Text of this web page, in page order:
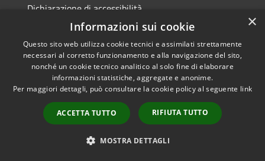
Dichiarazione di accessibilità
Accessibilità
Privacy
Mappa del sito
Copyright © 2026 • Comune di
Carbognano • Powered by
Municipium
Accesso
redazione
×
Informazioni sui cookie
Questo sito web utilizza cookie tecnici e assimilati strettamente
necessari al corretto funzionamento e alla navigazione del sito,
nonché un cookie tecnico analitico al solo fine di elaborare
informazioni statistiche, aggregate e anonime.
Per maggiori dettagli, può consultare la cookie policy al seguente link
ACCETTA TUTTO RIFIUTA TUTTO
MOSTRA DETTAGLI